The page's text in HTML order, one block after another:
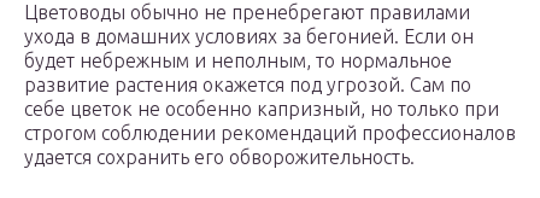
Цветоводы обычно не пренебрегают правилами
ухода в домашних условиях за бегонией. Если он
будет небрежным и неполным, то нормальное
развитие растения окажется под угрозой. Сам по
себе цветок не особенно капризный, но только при
строгом соблюдении рекомендаций профессионалов
удается сохранить его обворожительность.